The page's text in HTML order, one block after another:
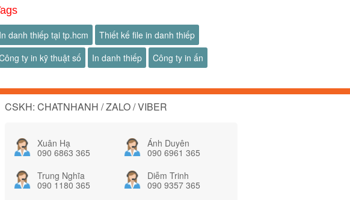
In danh thiếp tại tp.hcm
Thiết kế file in danh thiếp
ty in kỹ thuật số
In danh thiếp Công ty in ấn
CSKH: CHATNHANH / ZALO / VIBER
Xuân Hạ
090 6863 365
Ánh Duyên
090 6961 365
Trung Nghĩa
090 1180 365
Diễm Trinh
090 9357 365